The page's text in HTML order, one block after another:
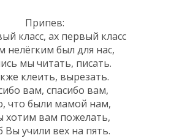
Припев:
класс, ах первый класс
нелёгким был для нас,
мы читать, писать.
клеить, вырезать.
вам, спасибо вам,
что были мамой нам,
хотим вам пожелать,
Вы учили вех на пять.